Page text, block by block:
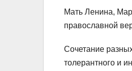
Мать Ленина,
православной
Сочетание
толерантного и